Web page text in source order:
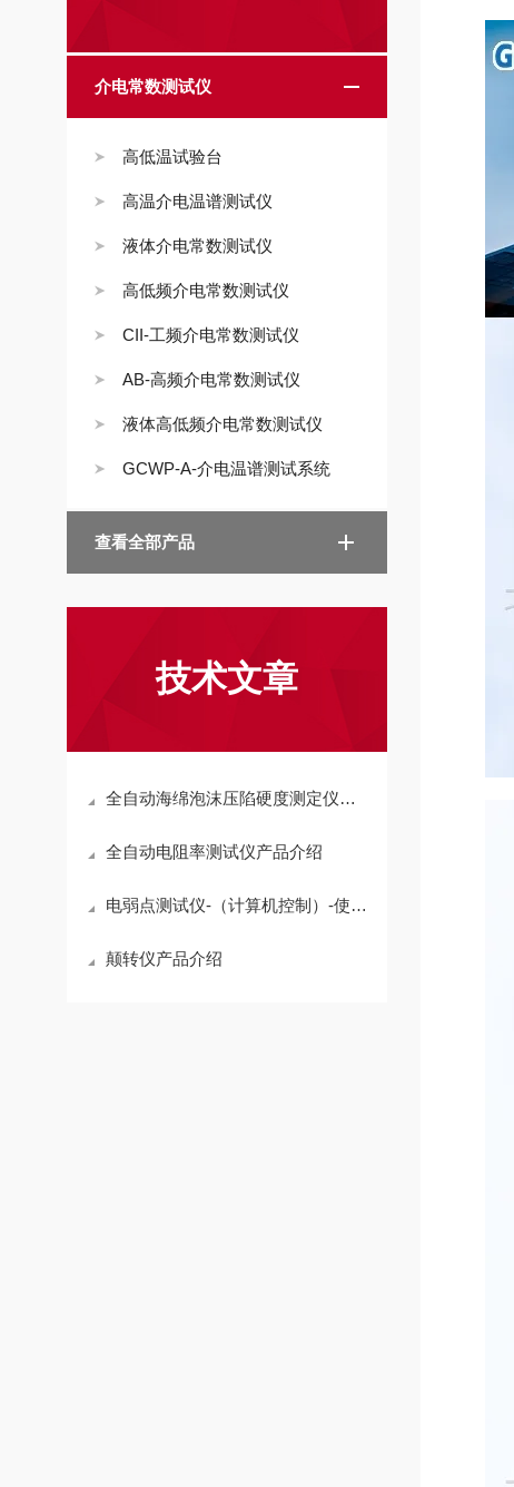
介电常数测试仪
高低温试验台
高温介电温谱测试仪
液体介电常数测试仪
高低频介电常数测试仪
CII-工频介电常数测试仪
AB-高频介电常数测试仪
液体高低频介电常数测试仪
GCWP-A-介电温谱测试系统
查看全部产品
技术文章
全自动海绵泡沫压陷硬度测定仪简介
全自动电阻率测试仪产品介绍
电弱点测试仪-（计算机控制）-使用指南
颠转仪产品介绍